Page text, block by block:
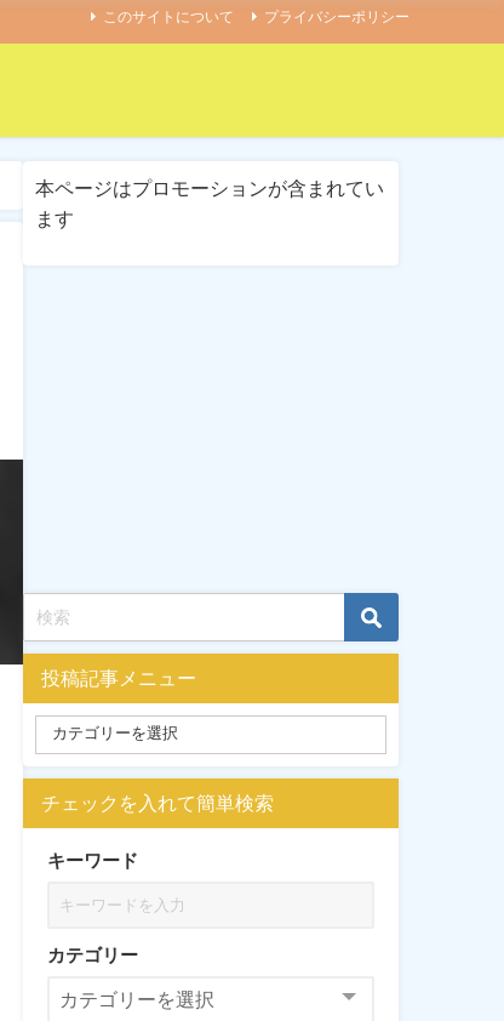
このサイトについて プライバシーポリシー
本ページはプロモーションが含まれてい
ます
投稿記事メニュー
チェックを入れて簡単検索
キーワード
カテゴリー